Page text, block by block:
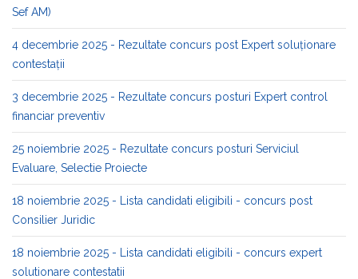
Sef AM)
4 decembrie 2025 - Rezultate concurs post Expert soluționare
contestații
3 decembrie 2025 - Rezultate concurs posturi Expert control
financiar preventiv
25 noiembrie 2025 - Rezultate concurs posturi Serviciul
Evaluare, Selectie Proiecte
18 noiembrie 2025 - Lista candidati eligibili - concurs post
Consilier Juridic
18 noiembrie 2025 - Lista candidati eligibili - concurs expert
solutionare contestatii